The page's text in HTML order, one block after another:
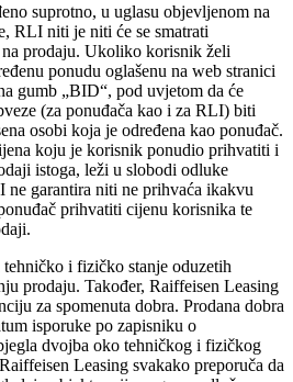
suprotno, u uglasu objevljenom na
RLI niti je niti će se smatrati
na prodaju. Ukoliko korisnik želi
ponudu oglašenu na web stranici
gumb „BID“, pod uvjetom da će
(za ponuđača kao i za RLI) biti
osobi koja je određena kao ponuđač.
koju je korisnik ponudio prihvatiti i
istoga, leži u slobodi odluke
ne garantira niti ne prihvaća ikakvu
prihvatiti cijenu korisnika te
i fizičko stanje oduzetih
prodaju. Također, Raiffeisen Leasing
za spomenuta dobra. Prodana dobra
isporuke po zapisniku o
dvojba oko tehničkog i fizičkog
Leasing svakako preporuča da